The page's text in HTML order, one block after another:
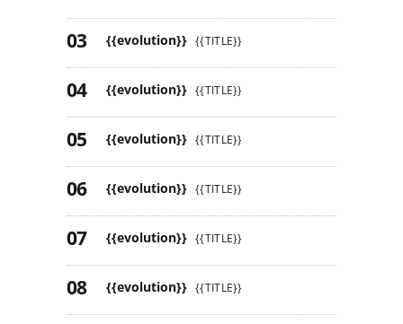
{{evolution}} {{TITLE}}
{{evolution}} {{TITLE}}
{{evolution}} {{TITLE}}
{{evolution}} {{TITLE}}
{{evolution}} {{TITLE}}
{{evolution}} {{TITLE}}